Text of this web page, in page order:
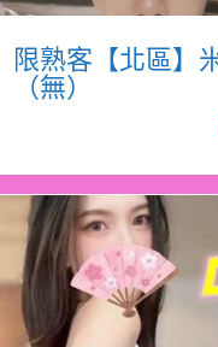
限熟客【北區】
（無）